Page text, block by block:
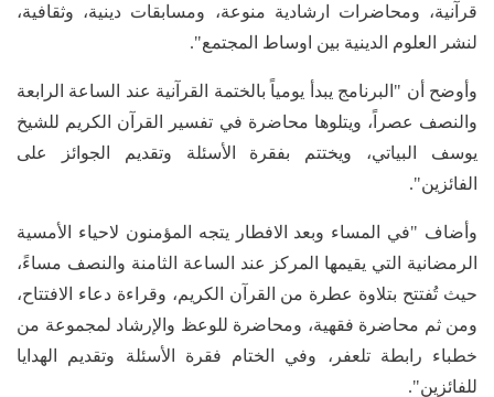
قرآنية، ومحاضرات ارشادية منوعة، ومسابقات دينية، وثقافية،
لنشر العلوم الدينية بين اوساط المجتمع".
وأوضح أن "البرنامج يبدأ يومياً بالختمة القرآنية عند الساعة الرابعة
والنصف عصراً، ويتلوها محاضرة في تفسير القرآن الكريم للشيخ
يوسف البياتي، ويختتم بفقرة الأسئلة وتقديم الجوائز على
الفائزين".
وأضاف "في المساء وبعد الافطار يتجه المؤمنون لاحياء الأمسية
الرمضانية التي يقيمها المركز عند الساعة الثامنة والنصف مساءً،
حيث تُفتتح بتلاوة عطرة من القرآن الكريم، وقراءة دعاء الافتتاح،
ومن ثم محاضرة فقهية، ومحاضرة للوعظ والإرشاد لمجموعة من
خطباء رابطة تلعفر، وفي الختام فقرة الأسئلة وتقديم الهدايا
للفائزين".